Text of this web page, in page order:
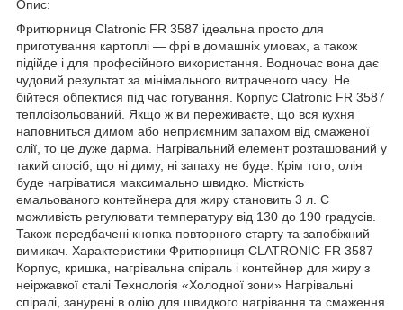
Опис:
Фритюрниця Clatronic FR 3587 ідеальна просто для
приготування картоплі — фрі в домашніх умовах, а також
підійде і для професійного використання. Водночас вона дає
чудовий результат за мінімального витраченого часу. Не
бійтеся обпектися під час готування. Корпус Clatronic FR 3587
теплоізольований. Якщо ж ви переживаєте, що вся кухня
наповниться димом або неприємним запахом від смаженої
олії, то це дуже дарма. Нагрівальний елемент розташований у
такий спосіб, що ні диму, ні запаху не буде. Крім того, олія
буде нагріватися максимально швидко. Місткість
емальованого контейнера для жиру становить 3 л. Є
можливість регулювати температуру від 130 до 190 градусів.
Також передбачені кнопка повторного старту та запобіжний
вимикач. Характеристики Фритюрниця CLATRONIC FR 3587
Корпус, кришка, нагрівальна спіраль і контейнер для жиру з
неіржавкої сталі Технологія «Холодної зони» Нагрівальні
спіралі, занурені в олію для швидкого нагрівання та смаження